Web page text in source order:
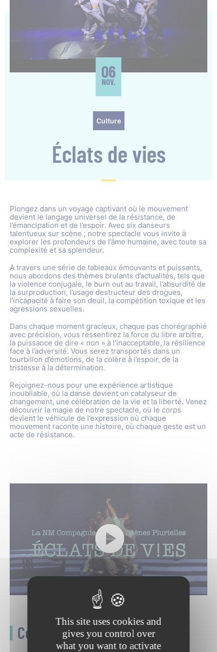
06
NOV.
Culture
Éclats de vies
Plongez dans un voyage captivant où le mouvement
devient le langage universel de la résistance, de
l’émancipation et de l’espoir. Avec six danseurs
talentueux sur scène ; notre spectacle vous invite à
explorer les profondeurs de l’âme humaine, avec toute sa
complexité et sa splendeur.
A travers une série de tableaux émouvants et puissants,
nous abordons des thèmes brulants d’actualités, tels que
la violence conjugale, le burn out au travail, l’absurdité de
la surproduction, l’usage destructeur des drogues,
l’incapacité à faire son deuil, la compétition toxique et les
agressions sexuelles.
Dans chaque moment gracieux, chaque pas chorégraphié
avec précision, vous ressentirez la force du libre arbitre,
la puissance de dire « non » à l’inacceptable, la résilience
face à l’adversité. Vous serez transportés dans un
tourbillon d’émotions, de la colère à l’espoir, de la
tristesse à la détermination.
Rejoignez-nous pour une expérience artistique
inoubliable, où la danse devient un catalyseur de
changement, une célébration de la vie et la liberté. Venez
découvrir la magie de notre spectacle, où le corps
devient le véhicule de l’expression où chaque
mouvement raconte une histoire, où chaque geste est un
acte de résistance.
Ceci pourrait vous intéresser
This site uses cookies and
gives you control over
what you want to activate